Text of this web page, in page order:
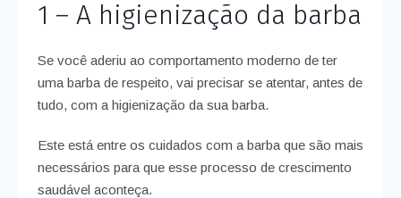
1 – A higienização da barba
Se você aderiu ao comportamento moderno de ter
uma barba de respeito, vai precisar se atentar, antes de
tudo, com a higienização da sua barba.
Este está entre os cuidados com a barba que são mais
necessários para que esse processo de crescimento
saudável aconteça.